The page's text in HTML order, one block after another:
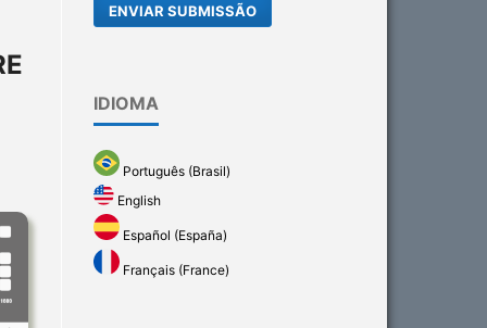
ENVIAR SUBMISSÃO
IDIOMA
Português (Brasil)
English
Español (España)
Français (France)